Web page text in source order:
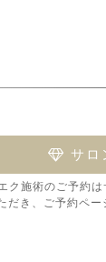
サロ
ク施術のご予約は
だき、ご予約ペー